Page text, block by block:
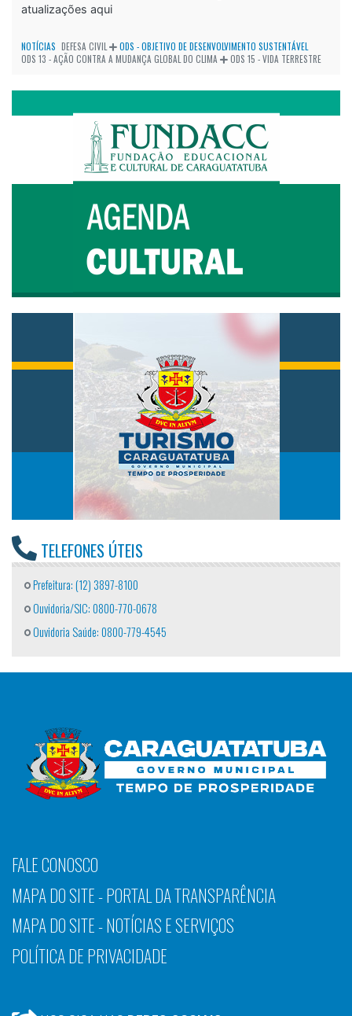
atualizações aqui
NOTÍCIAS DEFESA CIVIL
ODS - OBJETIVO DE DESENVOLVIMENTO SUSTENTÁVEL
ODS 13 - AÇÃO CONTRA A MUDANÇA GLOBAL DO CLIMA
ODS 15 - VIDA TERRESTRE
TELEFONES ÚTEIS
Prefeitura: (12) 3897-8100
Ouvidoria/SIC: 0800-770-0678
Ouvidoria Saúde: 0800-779-4545
FALE CONOSCO
MAPA DO SITE - PORTAL DA TRANSPARÊNCIA
MAPA DO SITE - NOTÍCIAS E SERVIÇOS
POLÍTICA DE PRIVACIDADE